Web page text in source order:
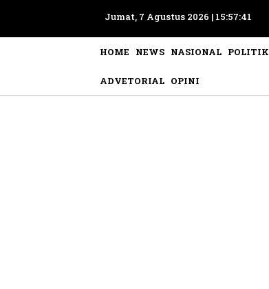
Jumat, 7 Agustus 2026 | 15:57:44
HOME NEWS NASIONAL POLITIK
ADVETORIAL OPINI